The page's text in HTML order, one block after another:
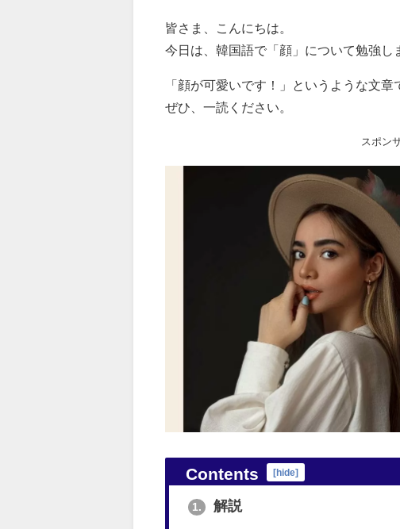
皆さま、こんにちは。
今日は、韓国語で「顔」について勉強し
「顔が可愛いです！」というような文章
ぜひ、一読ください。
スポン
Contents [hide]
1. 解説